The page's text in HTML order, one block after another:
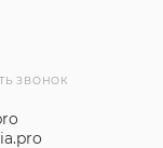
ЗВОНОК